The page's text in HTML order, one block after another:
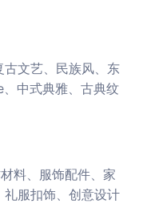
古文艺、民族风、东
中式典雅、古典纹
料、服饰配件、家
礼服扣饰、创意设计